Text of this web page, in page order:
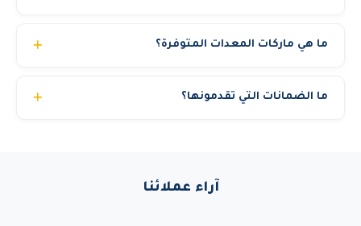
لفت (رافعة مقصية)، رافعات شوكية (فوركلفت)، كرينات
شيول، قلاب، بلدوزر، جريدر، دكاك، مولدات كهرباء، كمبروسر،
ما هي ماركات المعدات المتوفرة؟
ما الضمانات التي تقدمونها؟
تعويض عن ساعات التوقف إذا تأخر البديل. مدير حساب مخصص
آراء عملائنا